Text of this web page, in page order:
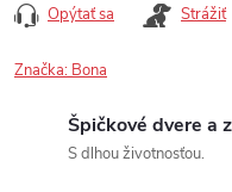
Opýtať sa Strážiť
Značka: Bona
Špičkové dvere a
S dlhou životnosťou.